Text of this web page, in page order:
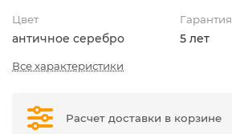
Цвет
античное серебро
Гарантия
5 лет
Все характеристики
Расчет доставки в корзине